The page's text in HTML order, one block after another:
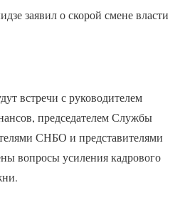
заявил о скорой смене власти
встречи с руководителем
председателем Службы
СНБО и представителями
вопросы усиления кадрового